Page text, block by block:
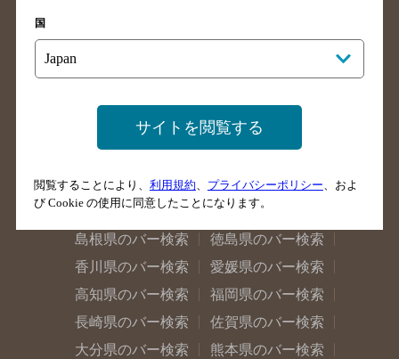
兵庫県のバー検索
奈良県のバー検索
広島県のバー検索
岡山県のバー検索
山口県のバー検索
鳥取県のバー検索
島根県のバー検索
徳島県のバー検索
香川県のバー検索
愛媛県のバー検索
高知県のバー検索
福岡県のバー検索
長崎県のバー検索
佐賀県のバー検索
大分県のバー検索
熊本県のバー検索
国
サイトを閲覧する
閲覧することにより、 利用規約 プライバシーポリシー 、およ
び Cookie の使用に同意したことになります。